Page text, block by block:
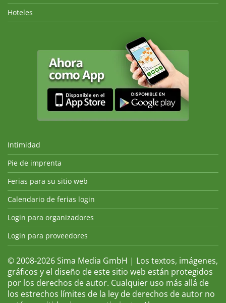
Hoteles
Intimidad
Pie de imprenta
Ferias para su sitio web
Calendario de ferias login
Login para organizadores
Login para proveedores
© 2008-2026 Sima Media GmbH | Los textos, imágenes,
gráficos y el diseño de este sitio web están protegidos
por los derechos de autor. Cualquier uso más allá de
los estrechos límites de la ley de derechos de autor no